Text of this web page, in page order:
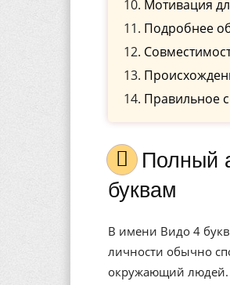
Мотивация
Подробнее
Правильное
Полный анализ имени Видо, значение, и расшифровка по
буквам
В имени Видо 4
личности обычно
окружающий людей.